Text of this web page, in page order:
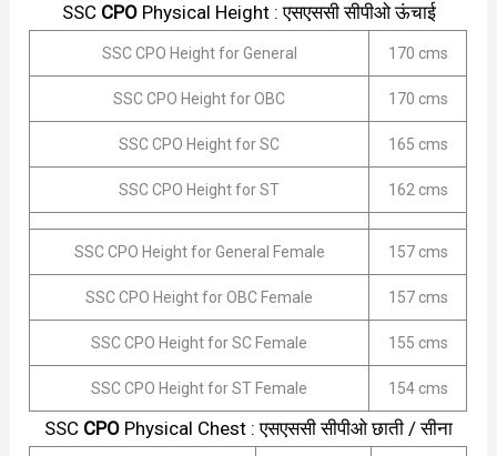
SSC CPO Physical Height : एसएससी सीपीओ ऊंचाई
SSC CPO Height for General 170 cms
SSC CPO Height for OBC 170 cms
SSC CPO Height for SC 165 cms
SSC CPO Height for ST 162 cms
SSC CPO Height for General Female 157 cms
SSC CPO Height for OBC Female 157 cms
SSC CPO Height for SC Female 155 cms
SSC CPO Height for ST Female 154 cms
SSC CPO Physical Chest : एसएससी सीपीओ छाती / सीना